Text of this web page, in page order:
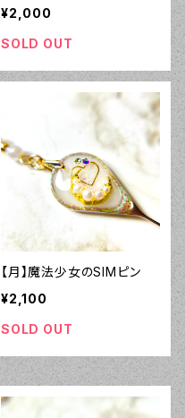
¥2,000
SOLD OUT
【月】魔法少女のSIMピン
¥2,100
SOLD OUT